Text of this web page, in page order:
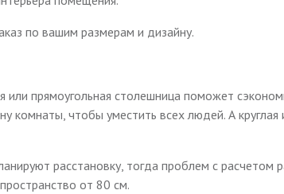
по вашим размерам и дизайну.
прямоугольная столешница поможет
комнаты, чтобы уместить всех людей. А
расстановку, тогда проблем с
от 80 см.